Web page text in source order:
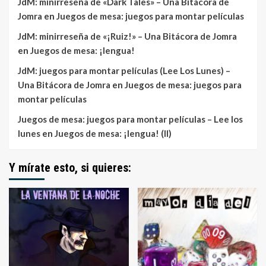
Jomra en Juegos de mesa: juegos para montar películas
JdM: minirreseña de «¡Ruiz!» – Una Bitácora de Jomra
en Juegos de mesa: ¡lengua!
JdM: juegos para montar películas (Lee Los Lunes) –
Una Bitácora de Jomra en Juegos de mesa: juegos para
montar películas
Juegos de mesa: juegos para montar películas – Lee los
lunes en Juegos de mesa: ¡lengua! (II)
Y mírate esto, si quieres: